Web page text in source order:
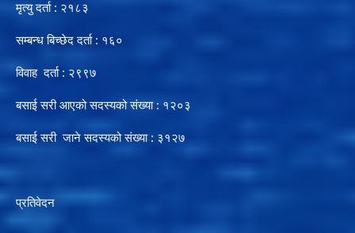
मृत्यु दर्ता : २१८३
सम्बन्ध बिच्छेद दर्ता : १६०
विवाह दर्ता : २९९७
बसाई सरी आएको सदस्यको संख्या : १२०३
बसाई सरी जाने सदस्यको संख्या : ३१२७
प्रतिवेदन